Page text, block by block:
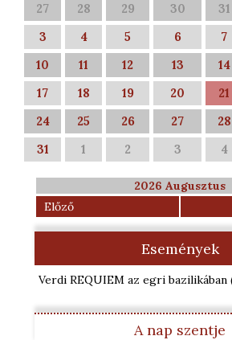
27 28 29 30 31
3
4 5 6 7
10
11 12 13 14
17
18 19 20 21
24
25 26 27 28
31
1 2 3 4
2026 Augusztus
Előző
Események
Verdi REQUIEM az egri bazilikában
A nap szentje